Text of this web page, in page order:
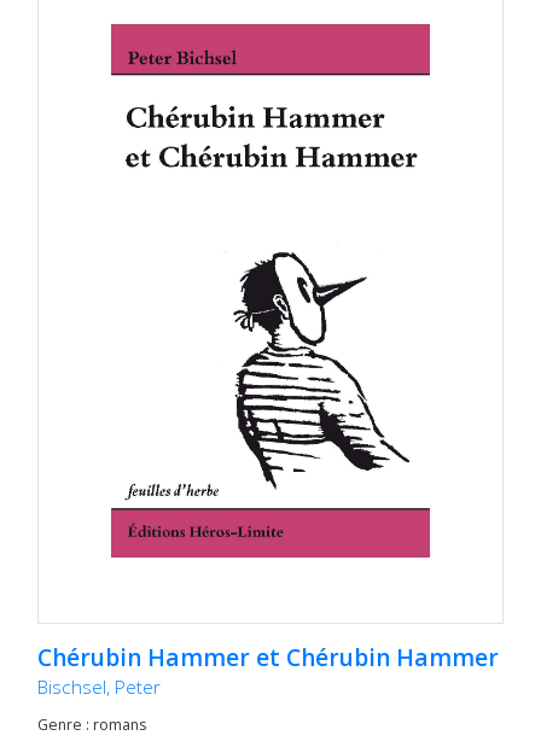
Chérubin Hammer et Chérubin Hammer
Bischsel, Peter
Genre : romans